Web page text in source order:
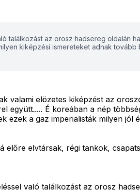
az orosz hadsereg oldalán
kiképzési ismereteket adnak tovább
valami elözetes kiképzést az
együtt..... É koreában a nép
ezek a gaz imperialisták milyen jól
elvtársak, régi tankok,
való találkozást az orosz